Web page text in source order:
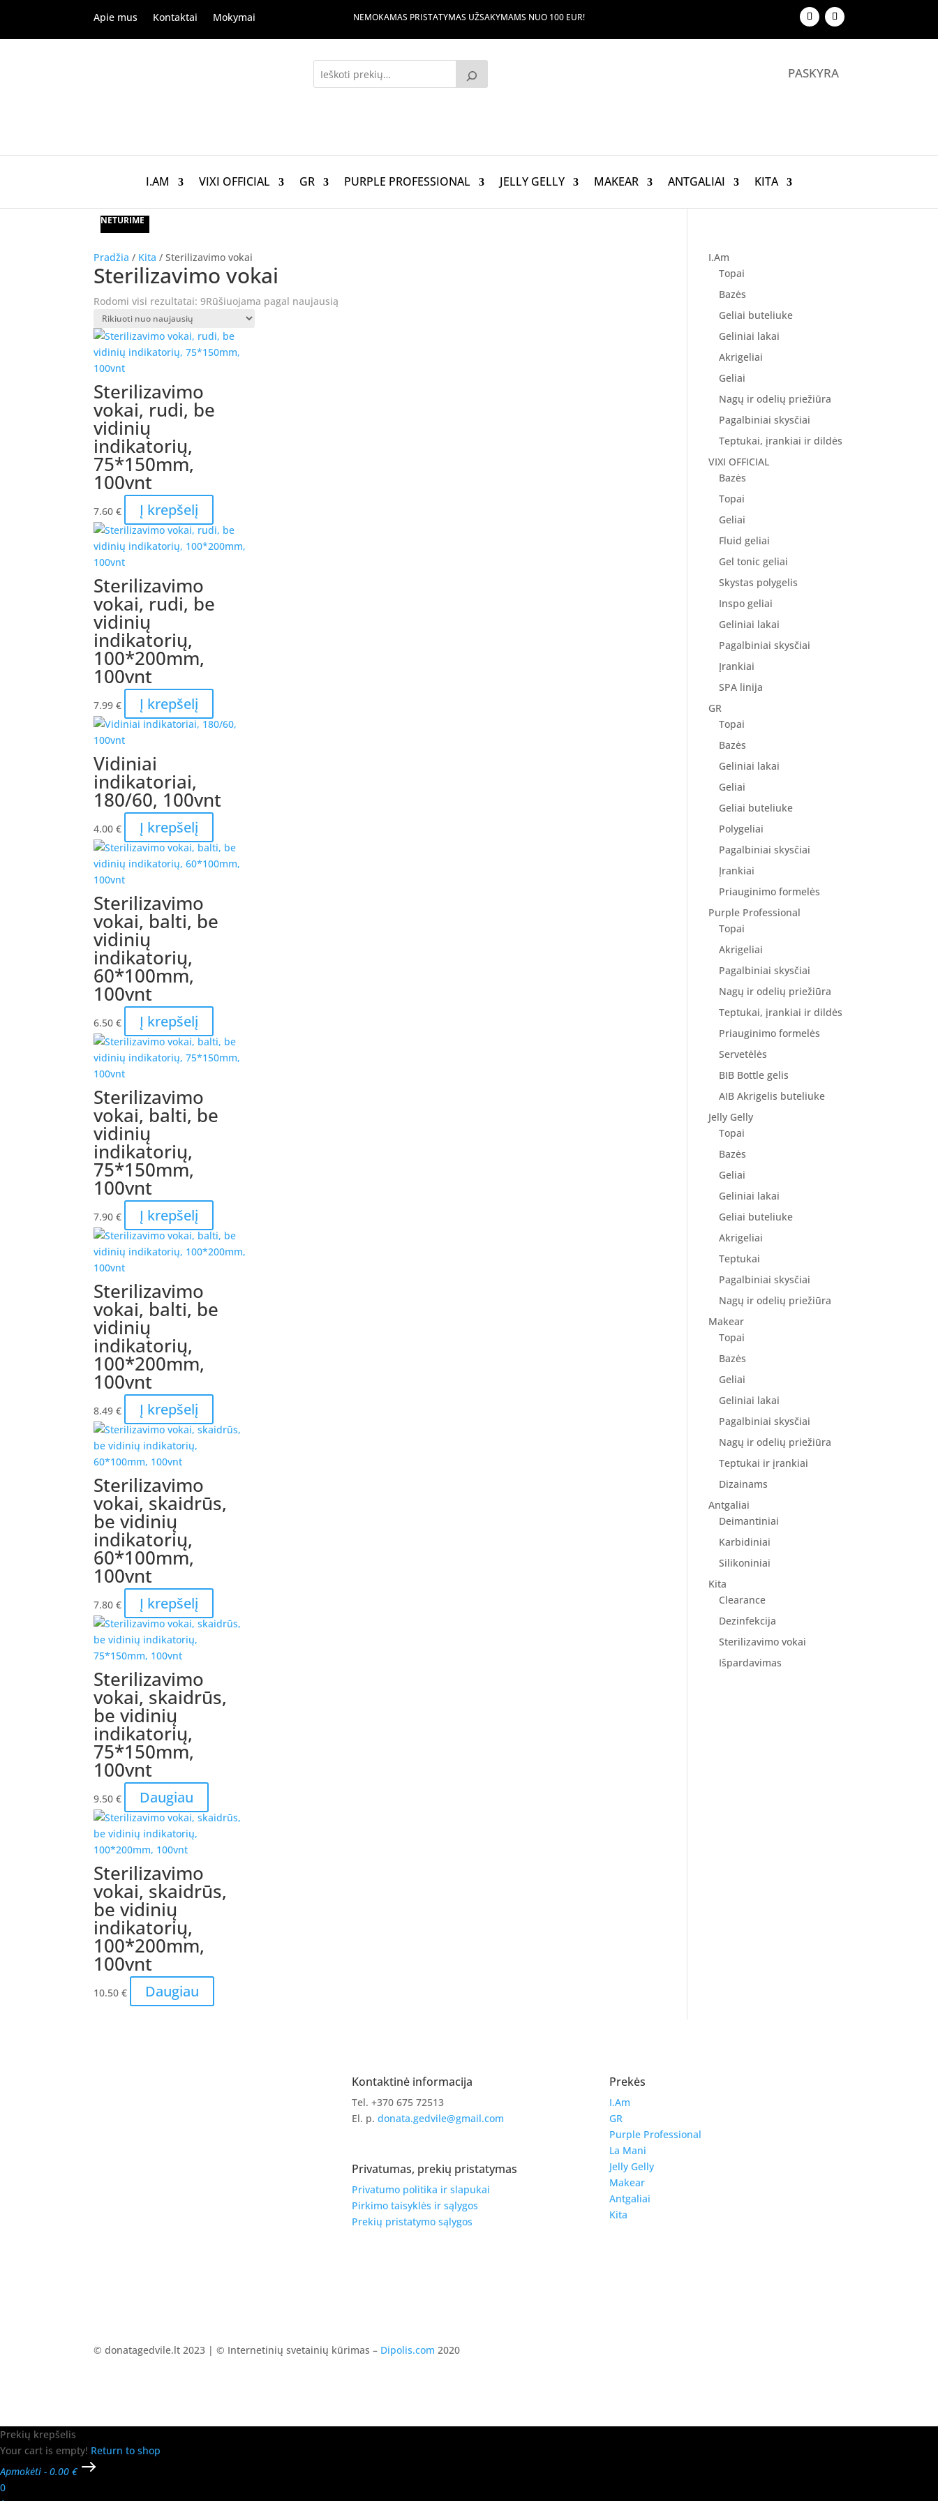
Apie mus Kontaktai Mokymai NEMOKAMAS PRISTATYMAS UŽSAKYMAMS NUO 100 EUR!
PASKYRA
I.AM VIXI OFFICIAL GR PURPLE PROFESSIONAL JELLY GELLY MAKEAR ANTGALIAI KITA
Pradžia / Kita / Sterilizavimo vokai
Sterilizavimo vokai
Rodomi visi rezultatai: 9Rūšiuojama pagal naujausią
Sterilizavimo
vokai, rudi, be
vidinių
indikatorių,
75*150mm,
100vnt
7.60€ Į krepšelį
Sterilizavimo
vokai, rudi, be
vidinių
indikatorių,
100*200mm,
100vnt
7.99€ Į krepšelį
Vidiniai
indikatoriai,
180/60, 100vnt
4.00€ Į krepšelį
Sterilizavimo
vokai, balti, be
vidinių
indikatorių,
60*100mm,
100vnt
6.50€ Į krepšelį
Sterilizavimo
vokai, balti, be
vidinių
indikatorių,
75*150mm,
100vnt
7.90€ Į krepšelį
Sterilizavimo
vokai, balti, be
vidinių
indikatorių,
100*200mm,
100vnt
8.49€ Į krepšelį
Sterilizavimo
vokai, skaidrūs,
be vidinių
indikatorių,
60*100mm,
100vnt
7.80€ Į krepšelį
NETURIME
Sterilizavimo
vokai, skaidrūs,
be vidinių
indikatorių,
75*150mm,
100vnt
9.50€ Daugiau
NETURIME
Sterilizavimo
vokai, skaidrūs,
be vidinių
indikatorių,
100*200mm,
100vnt
10.50€ Daugiau
I.Am
Topai
Bazės
Geliai buteliuke
Geliniai lakai
Akrigeliai
Geliai
Nagų ir odelių priežiūra
Pagalbiniai skysčiai
Teptukai, įrankiai ir dildės
VIXI OFFICIAL
Bazės
Topai
Geliai
Fluid geliai
Gel tonic geliai
Skystas polygelis
Inspo geliai
Geliniai lakai
Pagalbiniai skysčiai
Įrankiai
SPA linija
GR
Topai
Bazės
Geliniai lakai
Geliai
Geliai buteliuke
Polygeliai
Pagalbiniai skysčiai
Įrankiai
Priauginimo formelės
Purple Professional
Topai
Akrigeliai
Pagalbiniai skysčiai
Nagų ir odelių priežiūra
Teptukai, įrankiai ir dildės
Priauginimo formelės
Servetėlės
BIB Bottle gelis
AIB Akrigelis buteliuke
Jelly Gelly
Topai
Bazės
Geliai
Geliniai lakai
Geliai buteliuke
Akrigeliai
Teptukai
Pagalbiniai skysčiai
Nagų ir odelių priežiūra
Makear
Topai
Bazės
Geliai
Geliniai lakai
Pagalbiniai skysčiai
Nagų ir odelių priežiūra
Teptukai ir įrankiai
Dizainams
Antgaliai
Deimantiniai
Karbidiniai
Silikoniniai
Kita
Clearance
Dezinfekcija
Sterilizavimo vokai
Išpardavimas
Kontaktinė informacija
Tel. +370 675 72513
El. p. donata.gedvile@gmail.com
Privatumas, prekių pristatymas
Privatumo politika ir slapukai
Pirkimo taisyklės ir sąlygos
Prekių pristatymo sąlygos
Prekės
I.Am
GR
Purple Professional
La Mani
Jelly Gelly
Makear
Antgaliai
Kita
© donatagedvile.lt 2023 | © Internetinių svetainių kūrimas – Dipolis.com 2020
Prekių krepšelis
Your cart is empty! Return to shop
Apmokėti - 0.00 €
0